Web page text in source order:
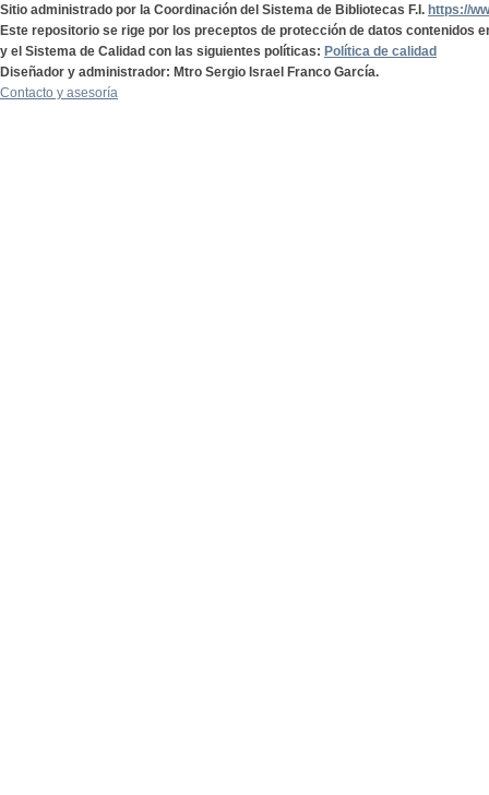
Sitio administrado por la Coordinación del Sistema de Bibliotecas F.I. https://
Este repositorio se rige por los preceptos de protección de datos contenidos
y el Sistema de Calidad con las siguientes políticas: Política de calidad
Diseñador y administrador: Mtro Sergio Israel Franco García.
Contacto y asesoría